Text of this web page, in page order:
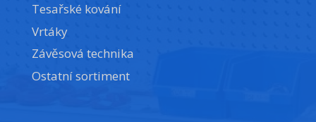
Tesařské kování
Vrtáky
Závěsová technika
Ostatní sortiment